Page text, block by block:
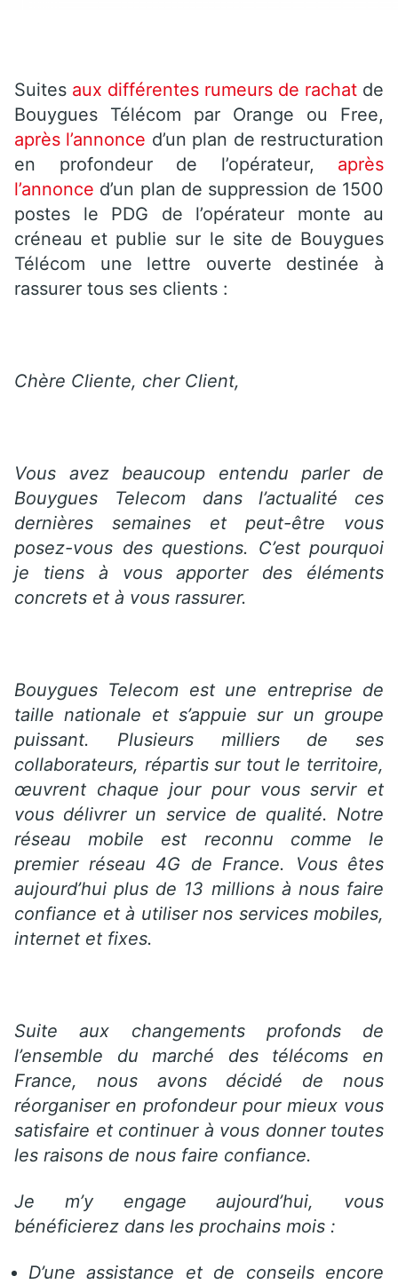
Suites aux différentes rumeurs de rachat de
Bouygues Télécom par Orange ou Free,
après l’annonce d’un plan de restructuration
en profondeur de l’opérateur, après
l’annonce d’un plan de suppression de 1500
postes le PDG de l’opérateur monte au
créneau et publie sur le site de Bouygues
Télécom une lettre ouverte destinée à
rassurer tous ses clients :
Chère Cliente, cher Client,
Vous avez beaucoup entendu parler de
Bouygues Telecom dans l’actualité ces
dernières semaines et peut-être vous
posez-vous des questions. C’est pourquoi
je tiens à vous apporter des éléments
concrets et à vous rassurer.
Bouygues Telecom est une entreprise de
taille nationale et s’appuie sur un groupe
puissant. Plusieurs milliers de ses
collaborateurs, répartis sur tout le territoire,
œuvrent chaque jour pour vous servir et
vous délivrer un service de qualité. Notre
réseau mobile est reconnu comme le
premier réseau 4G de France. Vous êtes
aujourd’hui plus de 13 millions à nous faire
confiance et à utiliser nos services mobiles,
internet et fixes.
Suite aux changements profonds de
l’ensemble du marché des télécoms en
France, nous avons décidé de nous
réorganiser en profondeur pour mieux vous
satisfaire et continuer à vous donner toutes
les raisons de nous faire confiance.
Je m’y engage aujourd’hui, vous
bénéficierez dans les prochains mois :
D’une assistance et de conseils encore